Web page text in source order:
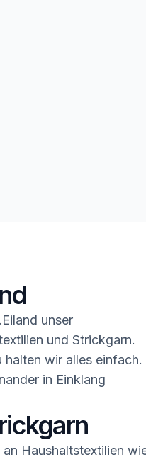
unser
und Strickgarn.
wir alles einfach.
in Einklang
Haushaltstextilien